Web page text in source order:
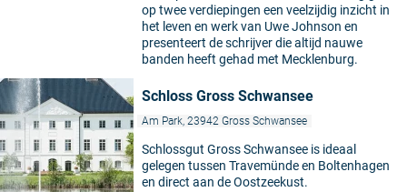
op twee verdiepingen een veelzijdig inzicht in
het leven en werk van Uwe Johnson en
presenteert de schrijver die altijd nauwe
banden heeft gehad met Mecklenburg.
Schloss Gross Schwansee
Am Park, 23942 Gross Schwansee
Schlossgut Gross Schwansee is ideaal
gelegen tussen Travemünde en Boltenhagen
en direct aan de Oostzeekust.